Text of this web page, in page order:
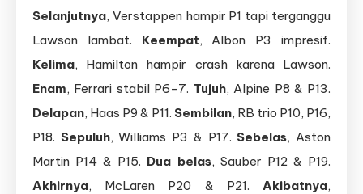
Selanjutnya, Verstappen hampir P1 tapi terganggu
Lawson lambat. Keempat, Albon P3 impresif.
Kelima, Hamilton hampir crash karena Lawson.
Enam, Ferrari stabil P6-7. Tujuh, Alpine P8 & P13.
Delapan, Haas P9 & P11. Sembilan, RB trio P10, P16,
P18. Sepuluh, Williams P3 & P17. Sebelas, Aston
Martin P14 & P15. Dua belas, Sauber P12 & P19.
Akhirnya, McLaren P20 & P21. Akibatnya,